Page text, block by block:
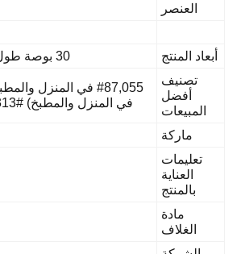
العنصر
المنتج
تصنيف
أفضل
المبيعات
في المنزل والمطبخ) #313 في وسائد السرير
ماركة
تعليمات
العناية
بالمنتج
الغلاف